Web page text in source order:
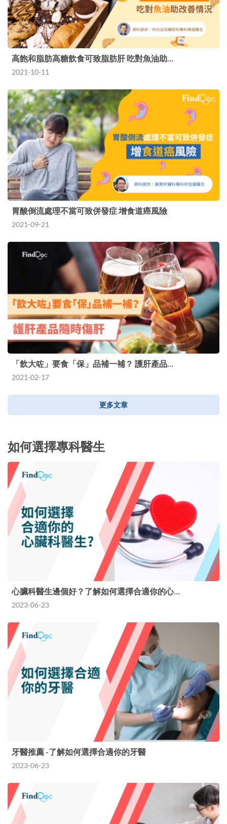
高飽和脂肪高糖飲食可致脂肪肝 吃對魚油助…
2021-10-11
胃酸倒流處理不當可致併發症 增食道癌風險
2021-09-21
「飲大咗」要食「保」品補一補？ 護肝產品…
2021-02-17
更多文章
如何選擇專科醫生
心臟科醫生邊個好？了解如何選擇合適你的心…
2023-06-23
牙醫推薦 -了解如何選擇合適你的牙醫
2023-06-23